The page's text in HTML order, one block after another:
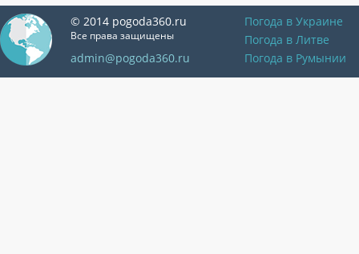
© 2014 pogoda360.ru
Все права защищены
admin@pogoda360.ru
Погода в Украине
Погода в Литве
Погода в Румынии